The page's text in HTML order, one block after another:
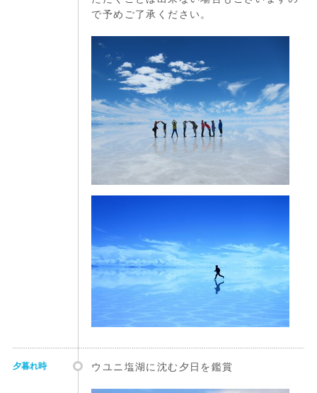
で予めご了承ください。
夕暮れ時 ウユニ塩湖に沈む夕日を鑑賞